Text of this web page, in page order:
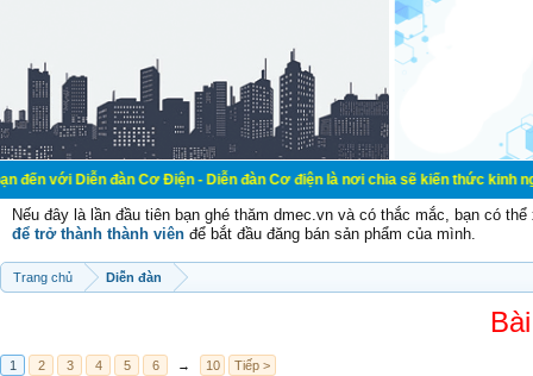
đàn Cơ Điện - Diễn đàn Cơ điện là nơi chia sẽ kiến thức kinh nghiệm
Nếu đây là lần đầu tiên bạn ghé thăm dmec.vn và có thắc mắc, bạn có
để trở thành thành viên để bắt đầu đăng bán sản phẩm của mình.
Trang chủ Diễn đàn
1 2 3 4 5 6 → 10 Tiếp >